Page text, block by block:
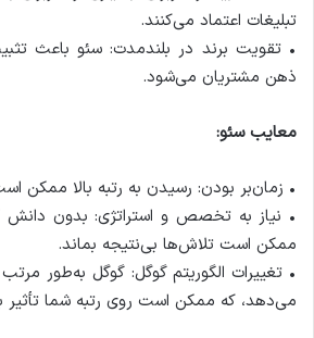
تبلیغات اعتماد می‌کنند.
• تقویت برند در بلندمدت: سئو باعث
ذهن مشتریان می‌شود.
معایب سئو:
• زمان‌بر بودن: رسیدن به رتبه بالا ممکن
• نیاز به تخصص و استراتژی: بدون
ممکن است تلاش‌ها بی‌نتیجه بماند.
• تغییرات الگوریتم گوگل: گوگل به‌طور
می‌دهد، که ممکن است روی رتبه شما تأثیر